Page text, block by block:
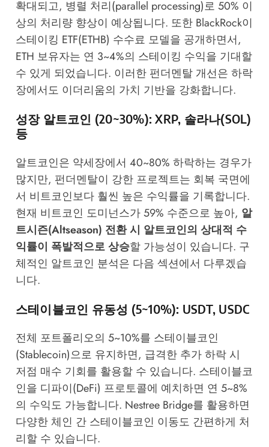
확대되고, 병렬 처리(parallel processing)로 50% 이
상의 처리량 향상이 예상됩니다. 또한 BlackRock이
스테이킹 ETF(ETHB) 수수료 모델을 공개하면서,
ETH 보유자는 연 3~4%의 스테이킹 수익을 기대할
수 있게 되었습니다. 이러한 펀더멘탈 개선은 하락
장에서도 이더리움의 가치 기반을 강화합니다.
성장 알트코인 (20~30%): XRP, 솔라나(SOL)
등
알트코인은 약세장에서 40~80% 하락하는 경우가
많지만, 펀더멘탈이 강한 프로젝트는 회복 국면에
서 비트코인보다 훨씬 높은 수익률을 기록합니다.
현재 비트코인 도미넌스가 59% 수준으로 높아, 알
트시즌(Altseason) 전환 시 알트코인의 상대적 수
익률이 폭발적으로 상승할 가능성이 있습니다. 구
체적인 알트코인 분석은 다음 섹션에서 다루겠습
니다.
스테이블코인 유동성 (5~10%): USDT, USDC
전체 포트폴리오의 5~10%를 스테이블코인
(Stablecoin)으로 유지하면, 급격한 추가 하락 시
저점 매수 기회를 활용할 수 있습니다. 스테이블코
인을 디파이(DeFi) 프로토콜에 예치하면 연 5~8%
의 수익도 가능합니다. Nestree Bridge를 활용하면
다양한 체인 간 스테이블코인 이동도 간편하게 처
리할 수 있습니다.